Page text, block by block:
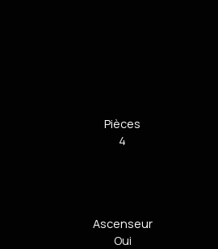
Pièces
4
Ascenseur
Oui